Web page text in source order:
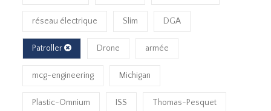
réseau électrique Slim DGA
Patroller Drone armée
mcg-engineering Michigan
Plastic-Omnium ISS Thomas-Pesquet